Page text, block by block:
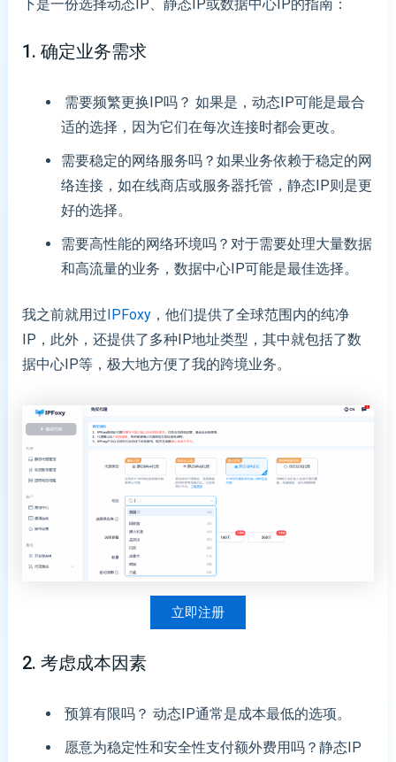
下是一份选择动态IP、静态IP或数据中心IP的指南：
1. 确定业务需求
需要频繁更换IP吗？ 如果是，动态IP可能是最合
适的选择，因为它们在每次连接时都会更改。
需要稳定的网络服务吗？如果业务依赖于稳定的网
络连接，如在线商店或服务器托管，静态IP则是更
好的选择。
需要高性能的网络环境吗？对于需要处理大量数据
和高流量的业务，数据中心IP可能是最佳选择。
我之前就用过IPFoxy，他们提供了全球范围内的纯净
IP，此外，还提供了多种IP地址类型，其中就包括了数
据中心IP等，极大地方便了我的跨境业务。
立即注册
2. 考虑成本因素
预算有限吗？ 动态IP通常是成本最低的选项。
愿意为稳定性和安全性支付额外费用吗？静态IP